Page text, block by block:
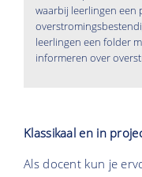
waarbij leerlingen een
leerlingen een folder
informeren over
Klassikaal en in
Als docent kun je